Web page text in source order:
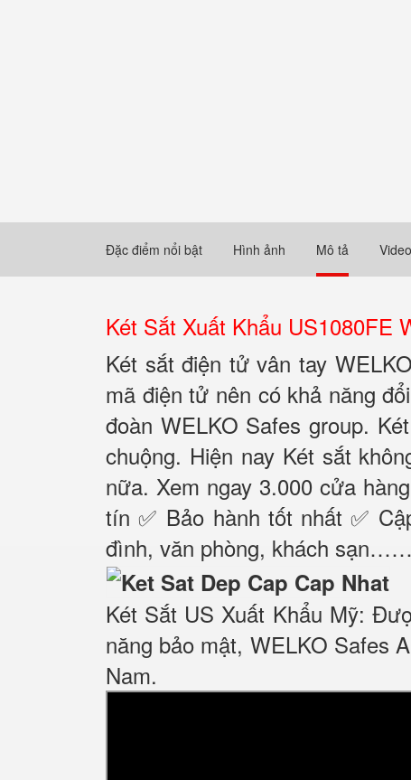
Đặc điểm nổi bật Hình ảnh Mô tả Video
Két Sắt Xuất Khẩu US1080FE
Két sắt điện tử vân tay WELKO
mã điện tử nên có khả năng
đoàn WELKO Safes group.
chuộng. Hiện nay Két sắt
nữa. Xem ngay 3.000 cửa
tín ✅ Bảo hành tốt nhất ✅
đình, văn phòng, khách sạn……
Két Sắt US Xuất Khẩu Mỹ:
năng bảo mật, WELKO Safes
Nam.